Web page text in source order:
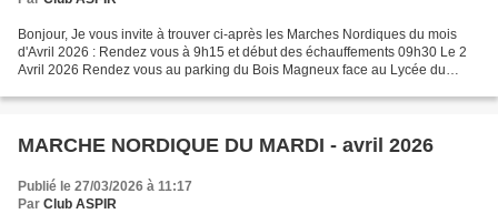
Bonjour, Je vous invite à trouver ci-après les Marches Nordiques du mois
d'Avril 2026 : Rendez vous à 9h15 et début des échauffements 09h30 Le 2
Avril 2026 Rendez vous au parking du Bois Magneux face au Lycée du
MARCHE NORDIQUE DU MARDI - avril 2026
Publié le 27/03/2026 à 11:17
Par Club ASPIR